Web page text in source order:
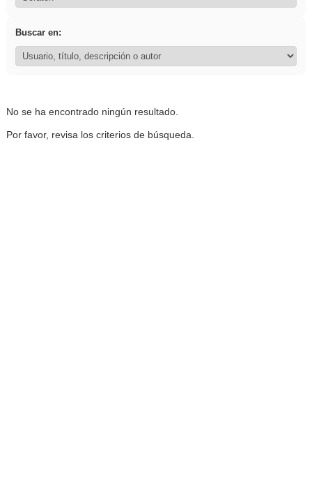
Buscar en:
No se ha encontrado ningún resultado.
Por favor, revisa los criterios de búsqueda.